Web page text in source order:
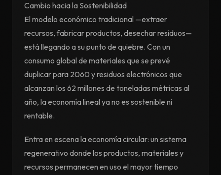
Cambio hacia la Sostenibilidad
El modelo económico tradicional —extraer
recursos, fabricar productos, desechar residuos—
está llegando a su punto de quiebre. Con un
consumo global de materiales que se prevé
duplicar para 2060 y residuos electrónicos que
alcanzan los 62 millones de toneladas métricas al
año, la economía lineal ya no es sostenible ni
rentable.
Entra en escena la economía circular: un sistema
regenerativo donde los productos, materiales y
recursos permanecen en uso el mayor tiempo